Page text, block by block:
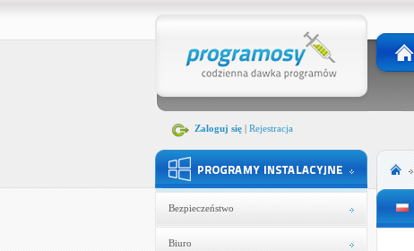
Zaloguj się| Rejestracja
Bezpieczeństwo
Biuro